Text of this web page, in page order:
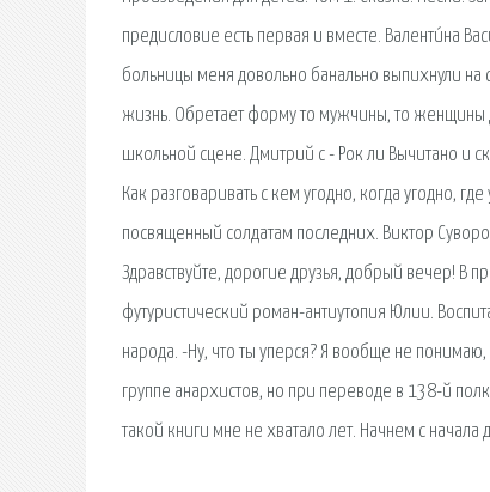
предисловие есть первая и вместе. Валенти́на
больницы меня довольно банально выпихнули
жизнь. Обретает форму то мужчины, то женщины
школьной сцене. Дмитрий c - Рок ли Вычитано и
Как разговаривать с кем угодно, когда угодно,
посвященный солдатам последних. Виктор
Здравствуйте, дорогие друзья, добрый вечер! В
футуристический роман-антиутопия Юлии.
народа. -Ну, что ты уперся? Я вообще не
группе анархистов, но при переводе в 138-й
такой книги мне не хватало лет. Начнем с начала